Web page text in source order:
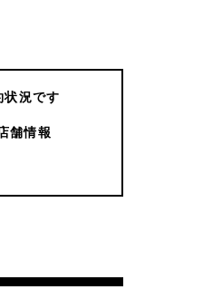
状況です
舗情報